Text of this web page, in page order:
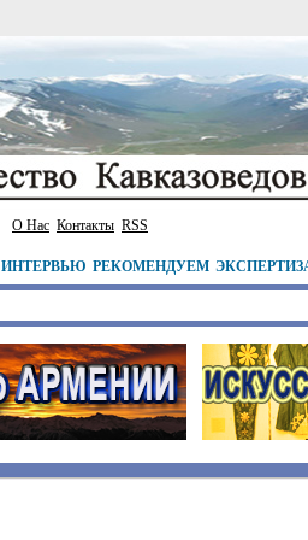
О Нас Контакты RSS
ИНТЕРВЬЮ РЕКОМЕНДУЕМ